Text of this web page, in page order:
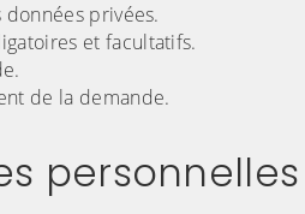
privées.
et facultatifs.
de la demande.